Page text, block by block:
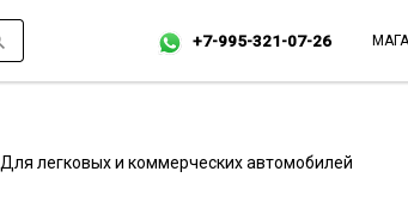
+7-995-321-07-26
Для легковых и коммерческих автомобилей